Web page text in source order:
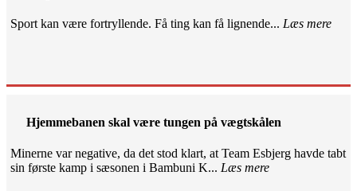
Sport kan være fortryllende. Få ting kan få lignende... Læs mere
Hjemmebanen skal være tungen på vægtskålen
Minerne var negative, da det stod klart, at Team Esbjerg havde tabt
sin første kamp i sæsonen i Bambuni K... Læs mere